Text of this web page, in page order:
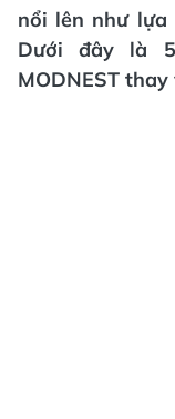
nổi lên như lựa
Dưới đây là
MODNEST